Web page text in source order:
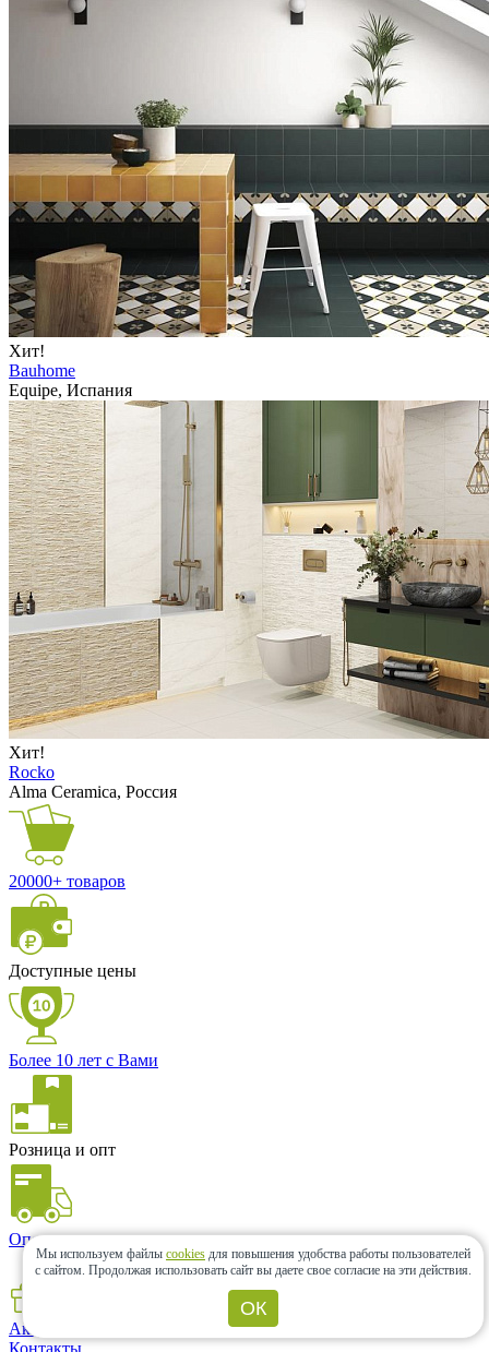
Хит!
Bauhome
Equipe, Испания
Хит!
Rocko
Alma Ceramica, Россия
20000+ товаров
Доступные цены
Более 10 лет с Вами
Розница и опт
Оперативная доставка
Акции и скидки
Мы используем файлы cookies для повышения удобства работы пользователей
с сайтом. Продолжая использовать сайт вы даете свое согласие на эти действия.
ОК